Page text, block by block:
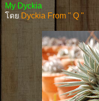
My Dyckia
โดย Dyckia From " Q "